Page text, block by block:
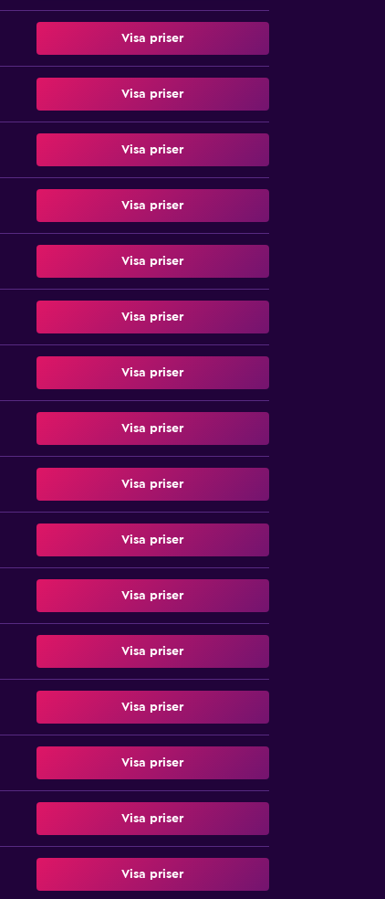
Visa priser
Visa priser
Visa priser
Visa priser
Visa priser
Visa priser
Visa priser
Visa priser
Visa priser
Visa priser
Visa priser
Visa priser
Visa priser
Visa priser
Visa priser
Visa priser